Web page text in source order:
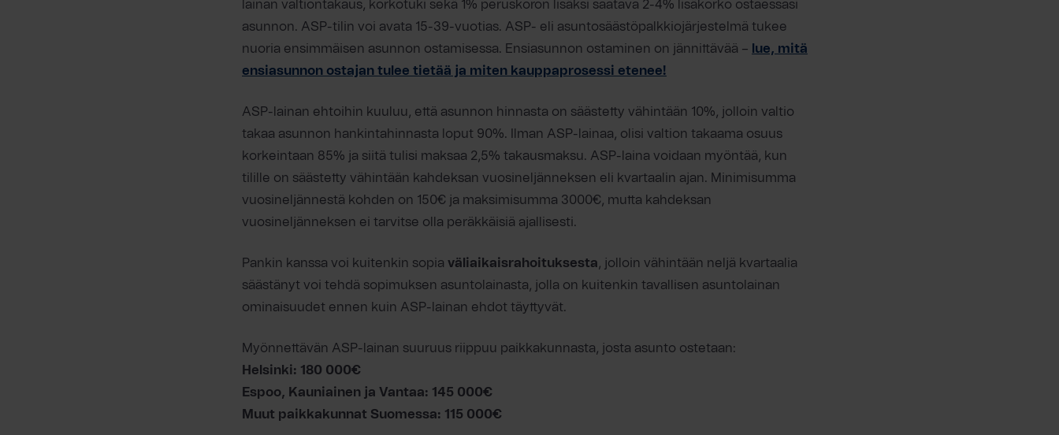
lainan valtiontakaus, korkotuki sekä 1% peruskoron lisäksi saatava 2-4% lisäkorko ostaessasi
asunnon. ASP-tilin voi avata 15-39-vuotias. ASP- eli asuntosäästöpalkkiojärjestelmä tukee
nuoria ensimmäisen asunnon ostamisessa. Ensiasunnon ostaminen on jännittävää –
lue, mitä
ensiasunnon ostajan tulee tietää ja miten kauppaprosessi etenee!
ASP-lainan ehtoihin kuuluu, että asunnon hinnasta on säästetty vähintään 10%, jolloin valtio
takaa asunnon hankintahinnasta loput 90%. Ilman ASP-lainaa, olisi valtion takaama osuus
korkeintaan 85% ja siitä tulisi maksaa 2,5% takausmaksu. ASP-laina voidaan myöntää, kun
tilille on säästetty vähintään kahdeksan vuosineljänneksen eli kvartaalin ajan. Minimisumma
vuosineljännestä kohden on 150€ ja maksimisumma 3000€, mutta kahdeksan
vuosineljänneksen ei tarvitse olla peräkkäisiä ajallisesti.
Pankin kanssa voi kuitenkin sopia väliaikaisrahoituksesta, jolloin vähintään neljä kvartaalia
säästänyt voi tehdä sopimuksen asuntolainasta, jolla on kuitenkin tavallisen asuntolainan
ominaisuudet ennen kuin ASP-lainan ehdot täyttyvät.
Myönnettävän ASP-lainan suuruus riippuu paikkakunnasta, josta asunto ostetaan:
Helsinki: 180 000€
Espoo, Kauniainen ja Vantaa: 145 000€
Muut paikkakunnat Suomessa: 115 000€